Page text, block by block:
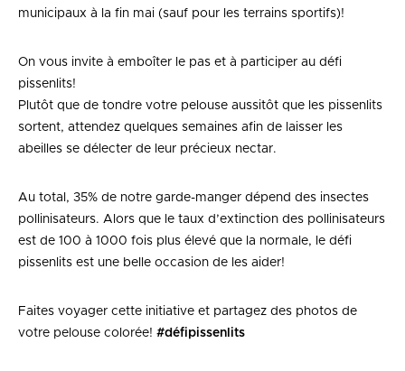
municipaux à la fin mai (sauf pour les terrains sportifs)!
On vous invite à emboîter le pas et à participer au défi
pissenlits!
Plutôt que de tondre votre pelouse aussitôt que les pissenlits
sortent, attendez quelques semaines afin de laisser les
abeilles se délecter de leur précieux nectar.
Au total, 35% de notre garde-manger dépend des insectes
pollinisateurs. Alors que le taux d’extinction des pollinisateurs
est de 100 à 1000 fois plus élevé que la normale, le défi
pissenlits est une belle occasion de les aider!
Faites voyager cette initiative et partagez des photos de
votre pelouse colorée! #défipissenlits